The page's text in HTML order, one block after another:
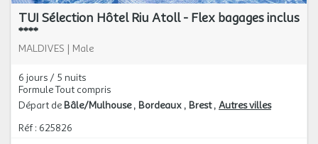
TUI Sélection Hôtel Riu Atoll - Flex bagages inclus
****
MALDIVES | Male
6 jours / 5 nuits
Formule Tout compris
Départ de Bâle/Mulhouse Bordeaux Brest Autres villes
Réf : 625826